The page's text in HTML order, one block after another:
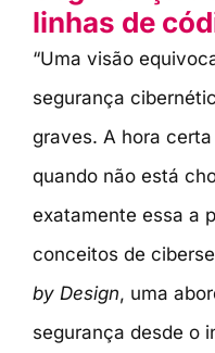
linhas de
“Uma visão
segurança
graves. A hora
quando não está
exatamente essa a
conceitos de
by Design, uma
segurança desde o